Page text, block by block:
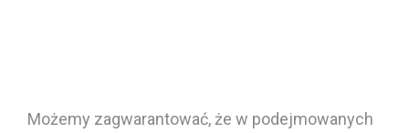
Możemy zagwarantować, że w podejmowanych